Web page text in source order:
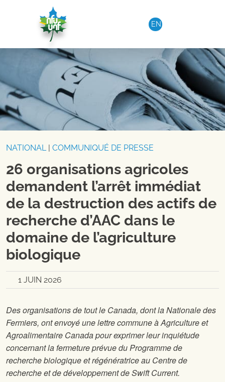
Aller au contenu
EN
NATIONAL| COMMUNIQUÉ DE PRESSE
26 organisations agricoles
demandent l’arrêt immédiat
de la destruction des actifs de
recherche d’AAC dans le
domaine de l’agriculture
biologique
1 JUIN 2026
Des organisations de tout le Canada, dont la Nationale des
Fermiers, ont envoyé une lettre commune à Agriculture et
Agroalimentaire Canada pour exprimer leur inquiétude
concernant la fermeture prévue du Programme de
recherche biologique et régénératrice au Centre de
recherche et de développement de Swift Current.